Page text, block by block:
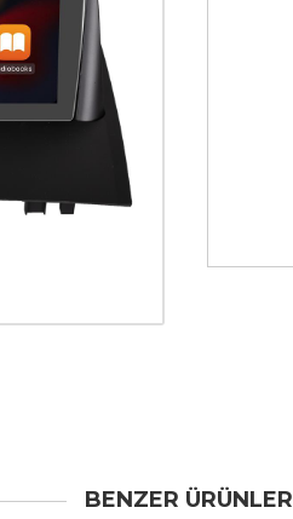
BENZER ÜRÜNLER